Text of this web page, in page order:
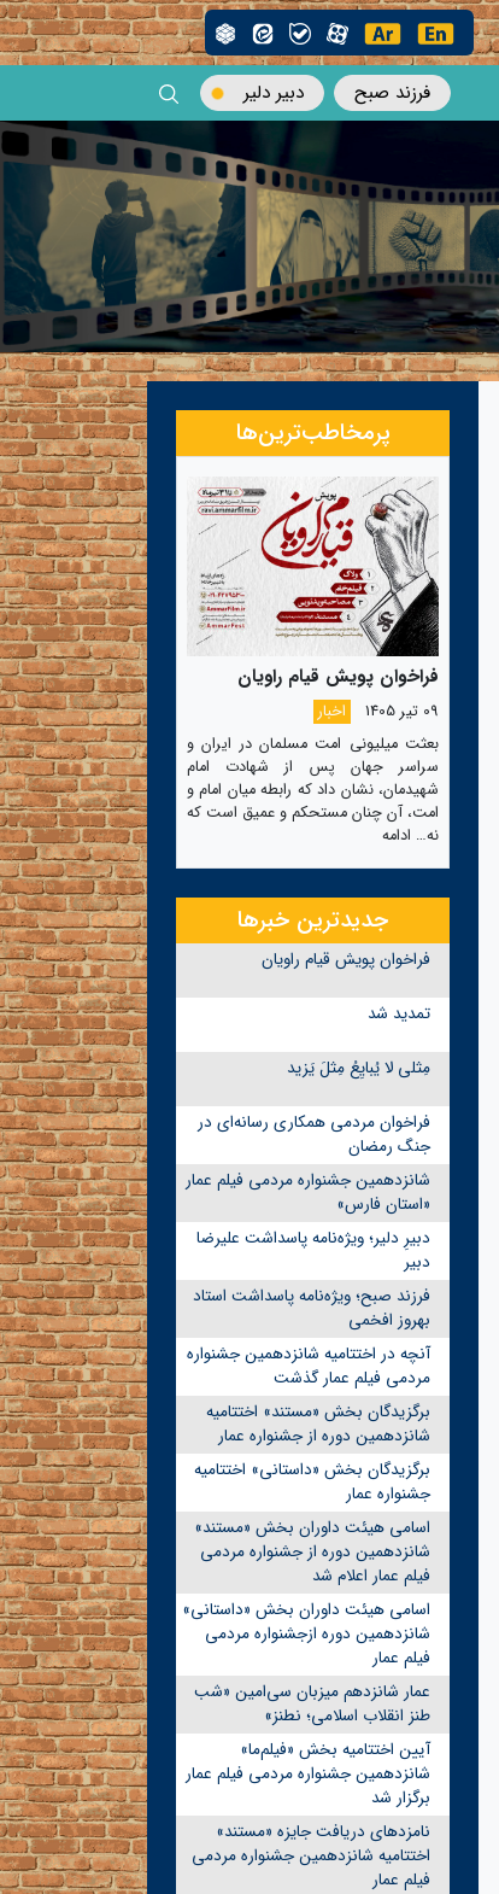
فرزند صبح دبیر دلیر
پرمخاطب‌ترین‌ها
فراخوان پویش قیام راویان
09 تیر 1405
اخبار
بعثت میلیونی امت مسلمان در ایران و
سراسر جهان پس از شهادت امام
شهیدمان، نشان داد که رابطه میان امام و
امت، آن چنان مستحکم و عمیق است که
نه… ادامه
جدیدترین خبرها
فراخوان پویش قیام راویان
تمدید شد
مِثلی لا یُبایِعُ مِثلَ یَزید
فراخوان مردمی همکاری رسانه‌ای در
جنگ رمضان
شانزدهمین جشنواره مردمی فیلم عمار
«استان فارس»
دبیرِ دلیر؛ ویژه‌نامه پاسداشت علیرضا
دبیر
فرزند صبح؛ ویژه‌نامه پاسداشت استاد
بهروز افخمی
آنچه در اختتامیه شانزدهمین جشنواره
مردمی فیلم عمار گذشت
برگزیدگان بخش «مستند» اختتامیه
شانزدهمین دوره از جشنواره عمار
برگزیدگان بخش «داستانی» اختتامیه
جشنواره عمار
اسامی هیئت داوران بخش «مستند»
شانزدهمین دوره از جشنواره مردمی
فیلم عمار اعلام شد
اسامی هیئت داوران بخش «داستانی»
شانزدهمین دوره ازجشنواره مردمی
فیلم عمار
عمار شانزدهم میزبان سی‌امین «شب
طنز انقلاب اسلامی؛ نطنز»
آیین اختتامیه بخش «فیلم‌ما»
شانزدهمین جشنواره مردمی فیلم عمار
برگزار شد
نامزدهای دریافت جایزه «مستند»
اختتامیه شانزدهمین جشنواره مردمی
فیلم عمار